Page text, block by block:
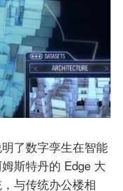
了数字孪生在智能
斯特丹的 Edge 大
与传统办公楼相